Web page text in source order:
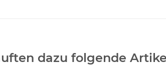
dazu folgende